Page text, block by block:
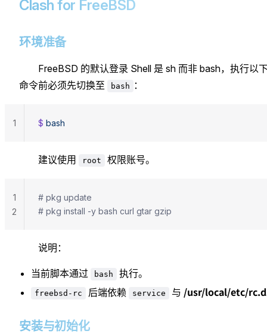
Clash for FreeBSD
环境准备
FreeBSD 的默认登录 Shell 是 sh 而非 bash，执行以
命令前必须先切换至
bash ：
$ bash
1
建议使用 root 权限账号。
# pkg update
# pkg install -y bash curl gtar gzip
1
2
说明：
当前脚本通过 bash 执行。
freebsd-rc 后端依赖 service 与 /usr/local/etc/rc.d
安装与初始化